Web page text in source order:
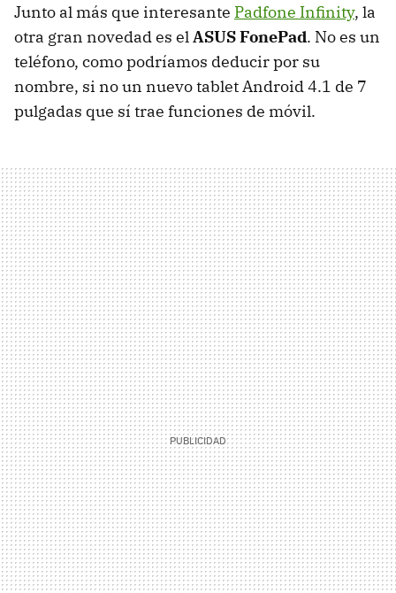
Junto al más que interesante Padfone Infinity, la
otra gran novedad es elASUS FonePad. No es un
teléfono, como podríamos deducir por su
nombre, si no un nuevo tablet Android 4.1 de 7
pulgadas que sí trae funciones de móvil.